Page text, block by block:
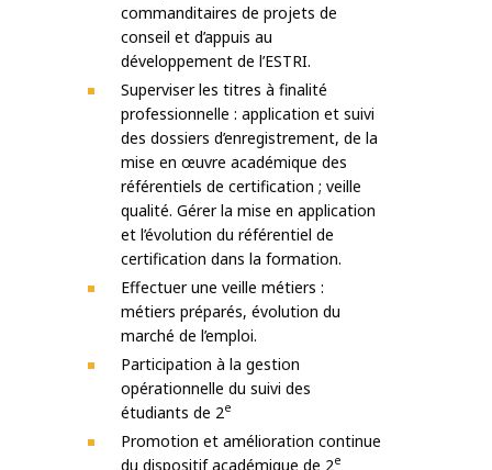
commanditaires de projets de
conseil et d’appuis au
développement de l’ESTRI.
Superviser les titres à finalité
professionnelle : application et suivi
des dossiers d’enregistrement, de la
mise en œuvre académique des
référentiels de certification ; veille
qualité. Gérer la mise en application
et l’évolution du référentiel de
certification dans la formation.
Effectuer une veille métiers :
métiers préparés, évolution du
marché de l’emploi.
Participation à la gestion
opérationnelle du suivi des
étudiants de 2e
Promotion et amélioration continue
du dispositif académique de 2e